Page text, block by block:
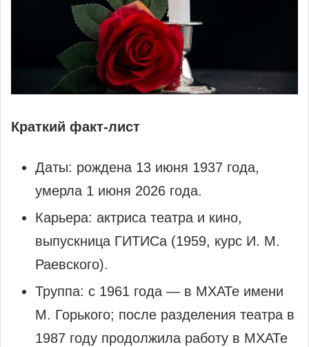
Краткий факт‑лист
Даты: рождена 13 июня 1937 года,
умерла 1 июня 2026 года.
Карьера: актриса театра и кино,
выпускница ГИТИСа (1959, курс И. М.
Раевского).
Труппа: с 1961 года — в МХАТе имени
М. Горького; после разделения театра в
1987 году продолжила работу в МХАТе